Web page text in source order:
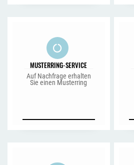
MUSTERRING-SERVICE
Auf Nachfrage erhalten
Sie einen Musterring